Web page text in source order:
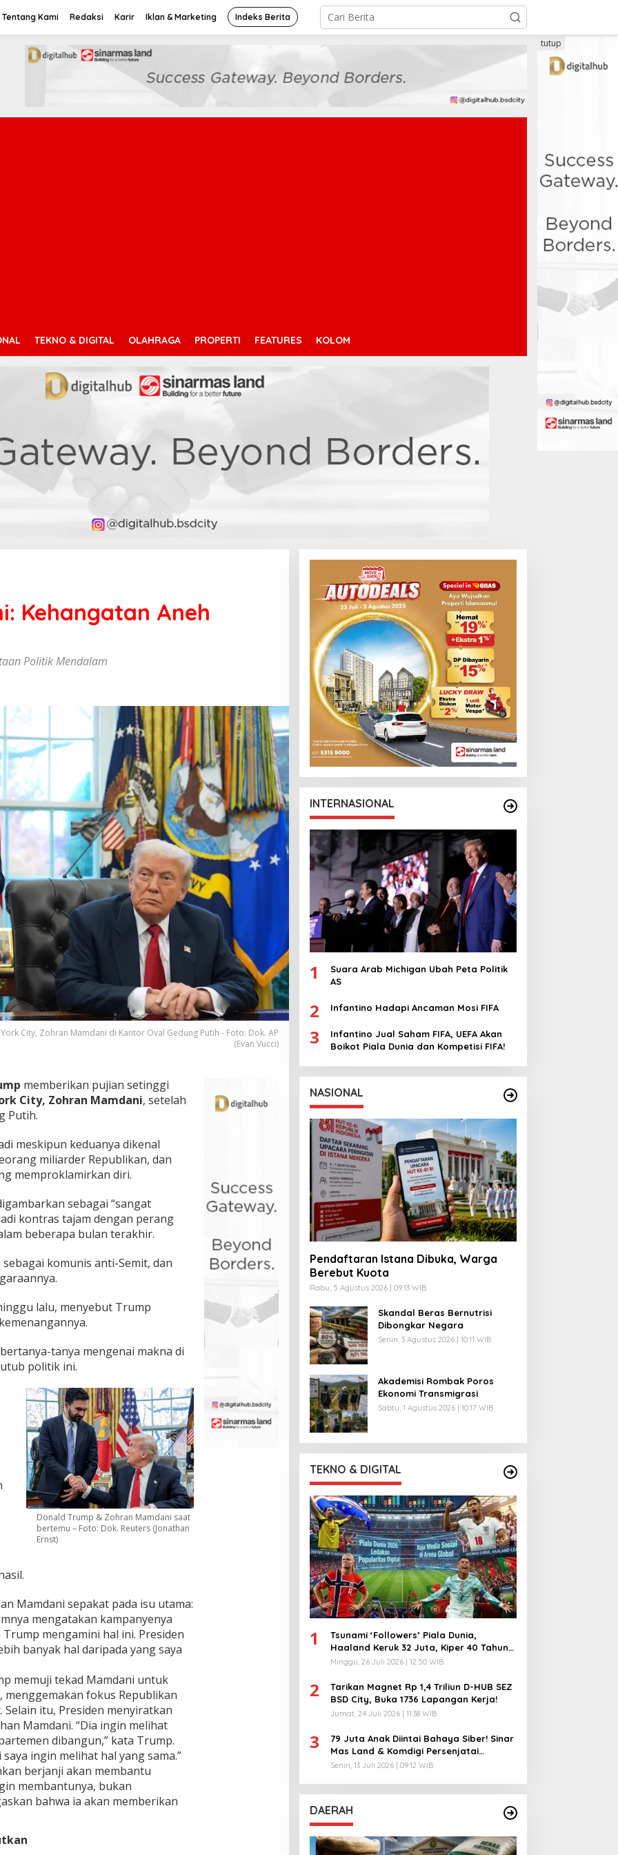
Tentang Kami Redaksi Karir Iklan & Marketing Indeks Berita
TEKNO & DIGITAL OLAHRAGA PROPERTI FEATURES KOLOM
tutup
Kehangatan Aneh
Politik Mendalam
City, Zohran Mamdani di Kantor Oval Gedung Putih - Foto: Dok. AP
(Evan Vucci)
memberikan pujian setinggi
City, Zohran Mamdani, setelah
Putih.
meskipun keduanya dikenal
miliarder Republikan, dan
memproklamirkan diri.
sebagai “sangat
kontras tajam dengan perang
beberapa bulan terakhir.
komunis anti-Semit, dan
lalu, menyebut Trump
tanya mengenai makna di
politik ini.
Donald Trump & Zohran Mamdani saat
bertemu – Foto: Dok. Reuters (Jonathan
Ernst)
Mamdani sepakat pada isu utama:
mengatakan kampanyenya
mengamini hal ini. Presiden
banyak hal daripada yang saya
memuji tekad Mamdani untuk
menggemakan fokus Republikan
itu, Presiden menyiratkan
Mamdani. “Dia ingin melihat
dibangun,” kata Trump.
ingin melihat hal yang sama.”
berjanji akan membantu
membantunya, bukan
bahwa ia akan memberikan
INTERNASIONAL
1
Suara Arab Michigan Ubah Peta Politik
AS
2 Infantino Hadapi Ancaman Mosi FIFA
3
Infantino Jual Saham FIFA, UEFA Akan
Boikot Piala Dunia dan Kompetisi FIFA!
NASIONAL
Pendaftaran Istana Dibuka, Warga
Berebut Kuota
Rabu, 5 Agustus 2026 | 09:13 WIB
Skandal Beras Bernutrisi
Dibongkar Negara
Senin, 3 Agustus 2026 | 10:11 WIB
Akademisi Rombak Poros
Ekonomi Transmigrasi
Sabtu, 1 Agustus 2026 | 10:17 WIB
TEKNO & DIGITAL
1
Tsunami ‘Followers’ Piala Dunia,
Haaland Keruk 32 Juta, Kiper 40 Tahun
Bikin Geger!
Minggu, 26 Juli 2026 | 12:50 WIB
2
Tarikan Magnet Rp 1,4 Triliun D-HUB SEZ
BSD City, Buka 1736 Lapangan Kerja!
Jumat, 24 Juli 2026 | 11:38 WIB
3
79 Juta Anak Diintai Bahaya Siber! Sinar
Mas Land & Komdigi Persenjatai
Ratusan Guru!
Senin, 13 Juli 2026 | 09:12 WIB
DAERAH